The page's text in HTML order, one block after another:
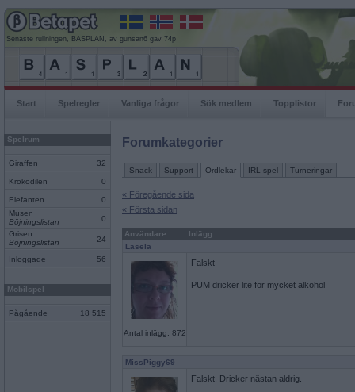
Senaste rullningen, BASPLAN, av gunsan6 gav 74p
Start Spelregler Vanliga frågor Sök medlem Topplistor
Spelrum
Giraffen 32
Krokodilen 0
Elefanten
0
Musen
Böjningslistan
0
Grisen
Böjningslistan
24
Inloggade 56
Mobilspel
Pågående 18 515
Forumkategorier
Snack Support Ordlekar IRL-spel Turneringar
« Föregående sida
« Första sidan
Användare
Inlägg
Läsela
Antal inlägg: 872
Falskt
PUM dricker lite för mycket alkohol
MissPiggy69
Falskt. Dricker nästan aldrig.